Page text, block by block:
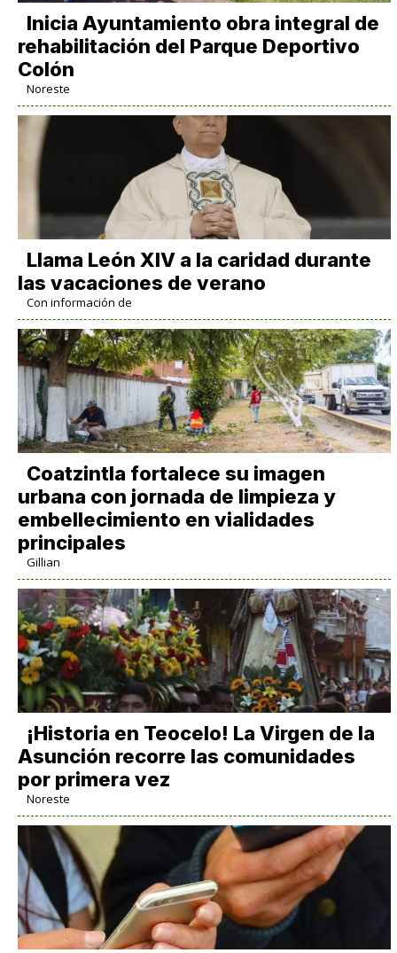
Inicia Ayuntamiento obra integral de
rehabilitación del Parque Deportivo
Colón
Noreste
Llama León XIV a la caridad durante
las vacaciones de verano
Con información de
Coatzintla fortalece su imagen
urbana con jornada de limpieza y
embellecimiento en vialidades
principales
Gillian
​¡Historia en Teocelo! La Virgen de la
Asunción recorre las comunidades
por primera vez
Noreste